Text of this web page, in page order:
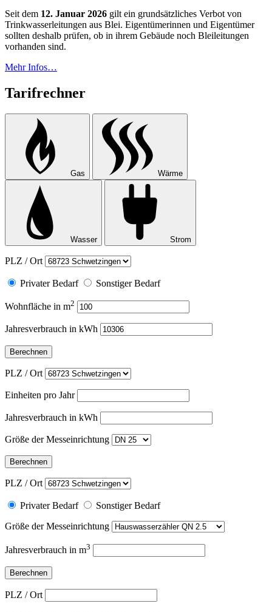
Seit dem 12. Januar 2026 gilt ein grundsätzliches Verbot von
Trinkwasserleitungen aus Blei. Eigentümerinnen und Eigentümer
sollten deshalb prüfen, ob in ihrem Gebäude noch Bleileitungen
vorhanden sind.
Mehr Infos…
Tarifrechner
Gas Wärme
Wasser Strom
PLZ / Ort
Privater Bedarf Sonstiger Bedarf
Wohnfläche in m2
Jahresverbrauch in kWh
PLZ / Ort
Einheiten pro Jahr
Jahresverbrauch in kWh
Größe der Messeinrichtung
PLZ / Ort
Privater Bedarf
Sonstiger Bedarf
Größe der Messeinrichtung
Jahresverbrauch in m3
PLZ / Ort